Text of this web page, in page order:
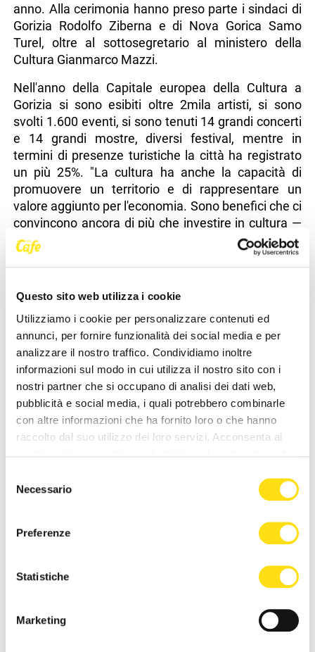
Questo sito web utilizza i cookie
Utilizziamo i cookie per personalizzare contenuti ed
annunci, per fornire funzionalità dei social media e per
analizzare il nostro traffico. Condividiamo inoltre
informazioni sul modo in cui utilizza il nostro sito con i
nostri partner che si occupano di analisi dei dati web,
pubblicità e social media, i quali potrebbero combinarle
con altre informazioni che ha fornito loro o che hanno
raccolto dal suo utilizzo dei loro servizi. Acconsenta ai
delNecessario
Preferenze
Statistiche
Marketing
anno. Alla cerimonia hanno preso parte i sindaci di
Gorizia Rodolfo Ziberna e di Nova Gorica Samo
Turel, oltre al sottosegretario al ministero della
Cultura Gianmarco Mazzi.
Nell'anno della Capitale europea della Cultura a
Gorizia si sono esibiti oltre 2mila artisti, si sono
svolti 1.600 eventi, si sono tenuti 14 grandi concerti
e 14 grandi mostre, diversi festival, mentre in
termini di presenze turistiche la città ha registrato
un più 25%. "La cultura ha anche la capacità di
promuovere un territorio e di rappresentare un
valore aggiunto per l'economia. Sono benefici che ci
convincono ancora di più che investire in cultura —
e la nostra Regione è quella che in Italia investe
maggiormente — sia una scelta strategica di
cultura, d'altra parte, è uno straordinario strumento
per contribuire a creare luoghi dove sia più bello
vivere" ha concluso Anzil.
La cerimonia si è chiusa con il "Borderless Party"
che, per la quarta volta nel corso di GO!2025, ha
riunito suoni, arte e persone di diverse nazionalità
tra i due confini: un mix di musica internazionale
affidata al noto dj tedesco Fritz Kalkbrenner
assieme allo sloveno Nick Nicce, all'italiano Riki G e
NEWS DELLA STESSA CATEGORIA